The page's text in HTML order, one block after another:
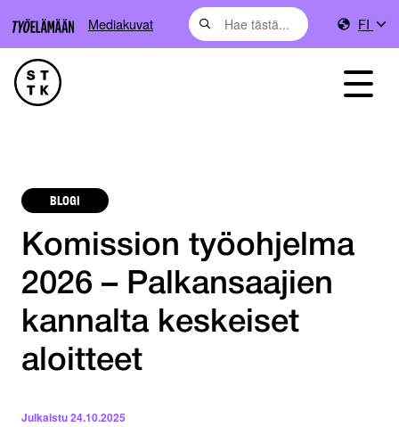
Mediakuvat FI
BLOGI
Komission työohjelma
2026 – Palkansaajien
kannalta keskeiset
aloitteet
Julkaistu24.10.2025